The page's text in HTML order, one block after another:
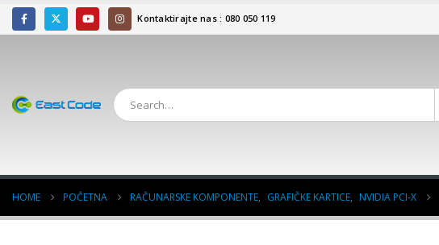
Kontaktirajte nas : 080 050 119
HOME POČETNA RAČUNARSKE KOMPONENTE, GRAFIČKE KARTICE, NVIDIA PCI-X